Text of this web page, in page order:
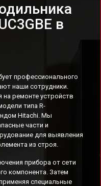
в
профессионального
наши сотрудники.
на ремонте устройств
типа R-
Hitachi. Мы
части и
для выявления
из строя.
прибора от сети
компонента. Затем
специальные